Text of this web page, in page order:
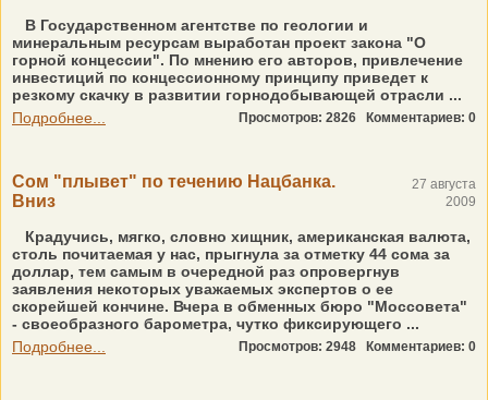
В Государственном агентстве по геологии и
минеральным ресурсам выработан проект закона "О
горной концессии". По мнению его авторов, привлечение
инвестиций по концессионному принципу приведет к
резкому скачку в развитии горнодобывающей отрасли ...
Подробнее...
Просмотров: 2826 Комментариев: 0
Сом "плывет" по течению Нацбанка.
Вниз
27 августа
2009
Крадучись, мягко, словно хищник, американская валюта,
столь почитаемая у нас, прыгнула за отметку 44 сома за
доллар, тем самым в очередной раз опровергнув
заявления некоторых уважаемых экспертов о ее
скорейшей кончине. Вчера в обменных бюро "Моссовета"
- своеобразного барометра, чутко фиксирующего ...
Подробнее...
Просмотров: 2948 Комментариев: 0